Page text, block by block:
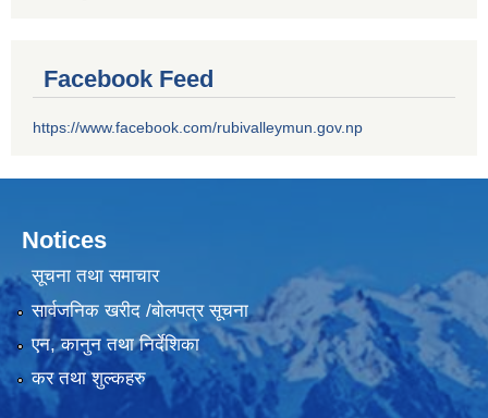
Facebook Feed
https://www.facebook.com/rubivalleymun.gov.np
Notices
सूचना तथा समाचार
सार्वजनिक खरीद /बोलपत्र सूचना
एन, कानुन तथा निर्देशिका
कर तथा शुल्कहरु